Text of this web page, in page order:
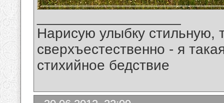
Нарисую улыбку стильную,
сверхъестественно - я
стихийное бедствие